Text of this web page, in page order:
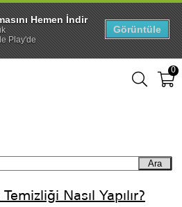
0
Ara
Temizliği Nasıl Yapılır?
Hemen İndir
Play'de
Görüntüle